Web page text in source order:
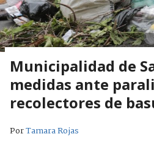
Municipalidad de
medidas ante
recolectores de
PorTamara Rojas